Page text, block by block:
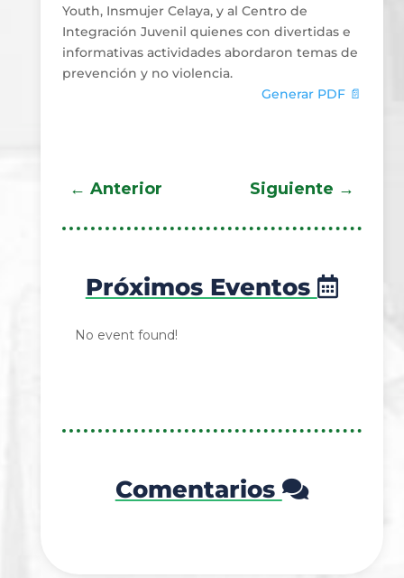
Youth, Insmujer Celaya, y al Centro de
Integración Juvenil quienes con divertidas e
informativas actividades abordaron temas de
prevención y no violencia.
Generar PDF 📄
← Anterior Siguiente →
Próximos Eventos
No event found!
Comentarios